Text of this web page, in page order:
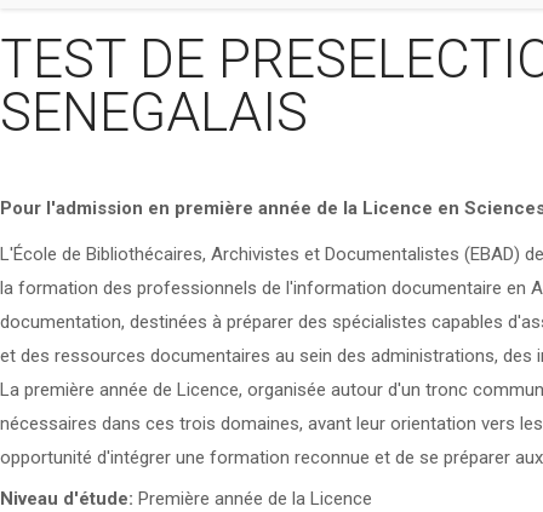
TEST DE
SENEGALAIS
Pour l'admission en première année de la Licence en
L'École de Bibliothécaires, Archivistes et Documentalistes (EBAD)
la formation des professionnels de l'information documentaire en
documentation, destinées à préparer des spécialistes capables
et des ressources documentaires au sein des administrations,
La première année de Licence, organisée autour d'un tronc
nécessaires dans ces trois domaines, avant leur orientation vers
opportunité d'intégrer une formation reconnue et de se préparer
Niveau d'étude: Première année de la Licence